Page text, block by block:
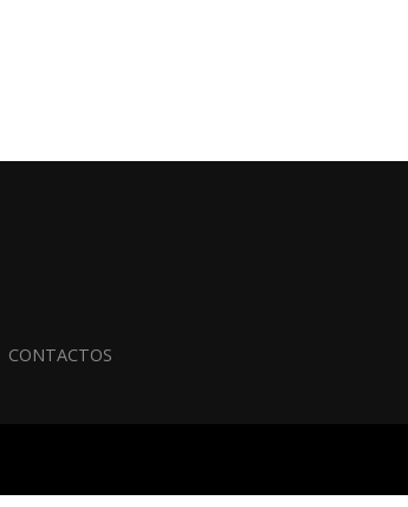
CONTACTOS